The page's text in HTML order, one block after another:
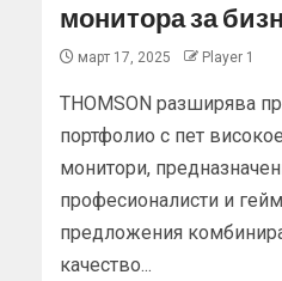
монитора за
март 17, 2025 Player 1
THOMSON разширява
портфолио с пет
монитори,
професионалисти и
предложения
качество...